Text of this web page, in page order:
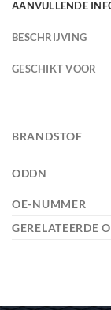
AANVULLENDE
BESCHRIJVING
GESCHIKT VOOR
BRANDSTOF
ODDN
OE-NUMMER
GERELATEERDE